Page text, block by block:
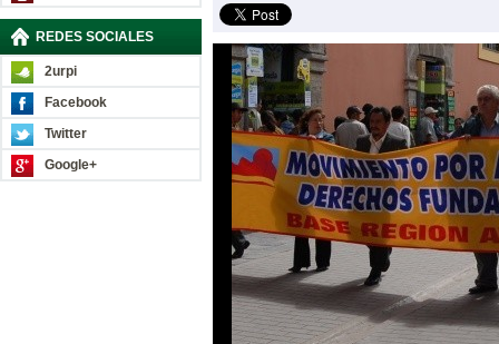
REDES SOCIALES
2urpi
Facebook
Twitter
Google+